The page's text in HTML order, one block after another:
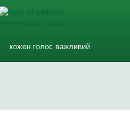
кожен голос важливий